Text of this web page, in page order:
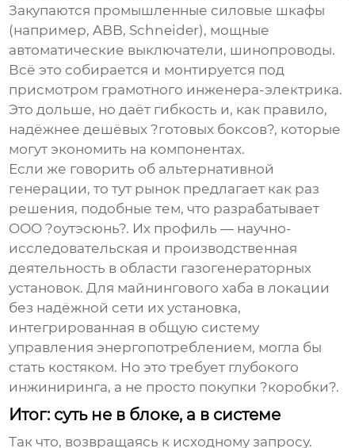
Закупаются промышленные силовые шкафы
(например, ABB, Schneider), мощные
автоматические выключатели, шинопроводы.
Всё это собирается и монтируется под
присмотром грамотного инженера-электрика.
Это дольше, но даёт гибкость и, как правило,
надёжнее дешёвых ?готовых боксов?, которые
могут экономить на компонентах.
Если же говорить об альтернативной
генерации, то тут рынок предлагает как раз
решения, подобные тем, что разрабатывает
OOO ?оутэсюнь?. Их профиль — научно-
исследовательская и производственная
деятельность в области газогенераторных
установок. Для майнингового хаба в локации
без надёжной сети их установка,
интегрированная в общую систему
управления энергопотреблением, могла бы
стать костяком. Но это требует глубокого
инжиниринга, а не просто покупки ?коробки?.
Итог: суть не в блоке, а в системе
Так что, возвращаясь к исходному запросу.